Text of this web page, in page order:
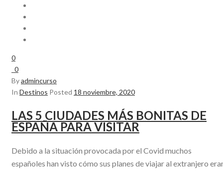
0
0
Byadmincurso
In Destinos Posted 18 noviembre, 2020
LAS 5 CIUDADES MÁS BONITAS DE
ESPAÑA PARA VISITAR
Debido a la situación provocada por el Covid muchos
españoles han visto cómo sus planes de viajar al extranjero